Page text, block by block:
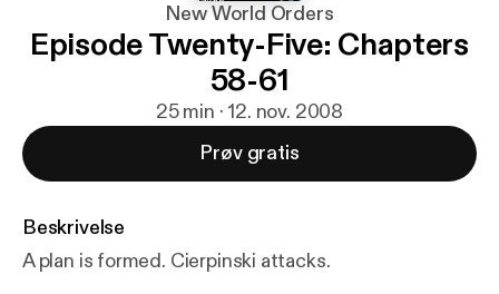
New World Orders
Episode Twenty-Five: Chapters
58-61
25 min · 12. nov. 2008
Prøv gratis
Beskrivelse
A plan is formed. Cierpinski attacks.